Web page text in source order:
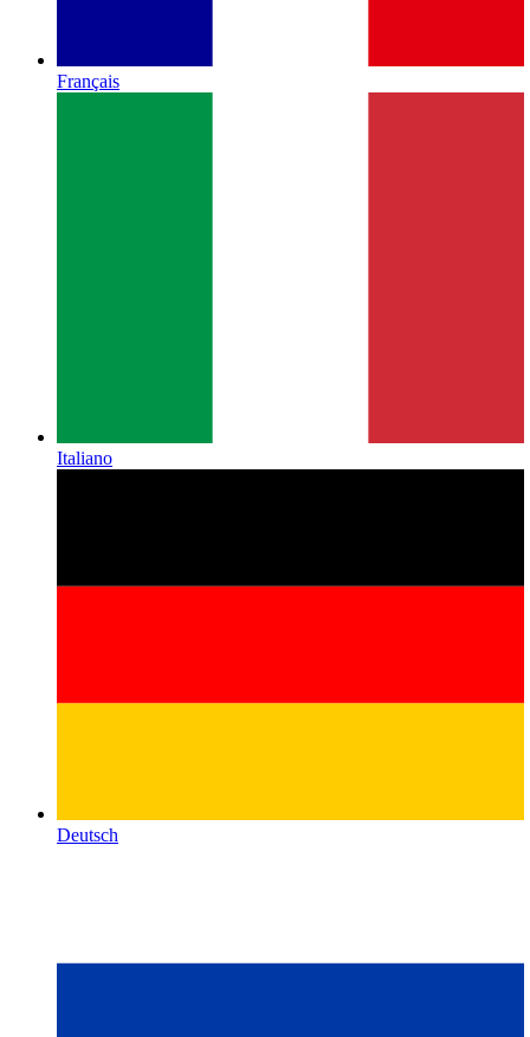
Français
Italiano
Deutsch